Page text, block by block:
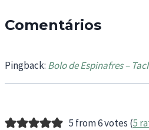
Comentários
Pingback: Bolo de Espinafres –
5 from 6 votes (5